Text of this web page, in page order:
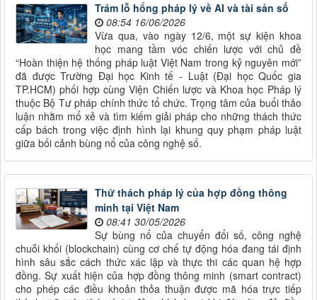
Trám lỗ hổng pháp lý về AI và tài sản số
08:54 16/06/2026
Vừa qua, vào ngày 12/6, một sự kiện khoa
học mang tầm vóc chiến lược với chủ đề
“Hoàn thiện hệ thống pháp luật Việt Nam trong kỷ nguyên mới”
đã được Trường Đại học Kinh tế - Luật (Đại học Quốc gia
TP.HCM) phối hợp cùng Viện Chiến lược và Khoa học Pháp lý
thuộc Bộ Tư pháp chính thức tổ chức. Trọng tâm của buổi thảo
luận nhằm mổ xẻ và tìm kiếm giải pháp cho những thách thức
cấp bách trong việc định hình lại khung quy phạm pháp luật
giữa bối cảnh bùng nổ của công nghệ số.
Thử thách pháp lý của hợp đồng thông
minh tại Việt Nam
08:41 30/05/2026
Sự bùng nổ của chuyển đổi số, công nghệ
chuỗi khối (blockchain) cùng cơ chế tự động hóa đang tái định
hình sâu sắc cách thức xác lập và thực thi các quan hệ hợp
đồng. Sự xuất hiện của hợp đồng thông minh (smart contract)
cho phép các điều khoản thỏa thuận được mã hóa trực tiếp